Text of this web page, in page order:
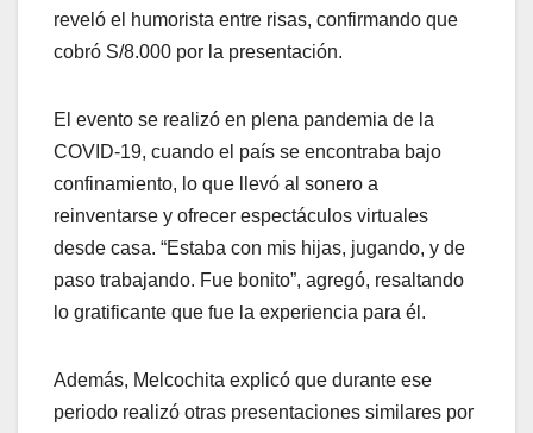
reveló el humorista entre risas, confirmando que
cobró S/8.000 por la presentación.
El evento se realizó en plena pandemia de la
COVID-19, cuando el país se encontraba bajo
confinamiento, lo que llevó al sonero a
reinventarse y ofrecer espectáculos virtuales
desde casa. “Estaba con mis hijas, jugando, y de
paso trabajando. Fue bonito”, agregó, resaltando
lo gratificante que fue la experiencia para él.
Además, Melcochita explicó que durante ese
periodo realizó otras presentaciones similares por